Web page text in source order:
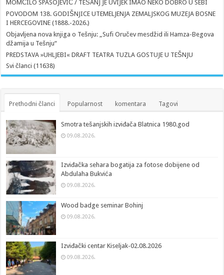
MOMČILO SPASOJEVIĆ / TEŠANJ JE UVIJEK IMAO NEKO DOBRO U SEBI
POVODOM 138. GODIŠNJICE UTEMELJENJA ZEMALJSKOG MUZEJA BOSNE
I HERCEGOVINE (1888.-2026.)
Objavljena nova knjiga o Tešnju: „Sufi Oručev mesdžid ili Hamza-Begova
džamija u Tešnju“
PREDSTAVA »UHLJEBI« DRAFT TEATRA TUZLA GOSTUJE U TEŠNJU
Svi članci (11638)
Prethodni članci Popularnost komentara Tagovi
Smotra tešanjskih izviđača Blatnica 1980.god
09.08.2026.
Izviđačka sehara bogatija za fotose dobijene od
Abdulaha Bukvića
09.08.2026.
Wood badge seminar Bohinj
09.08.2026.
Izviđački centar Kiseljak-02.08.2026
09.08.2026.